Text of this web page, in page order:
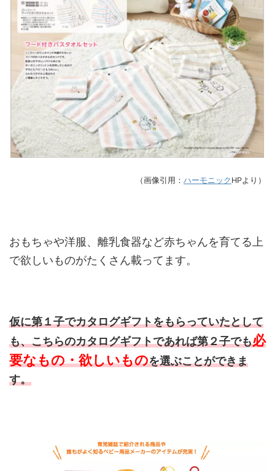
（画像引用： ハーモニック HPより）
おもちゃや洋服、離乳食器など赤ちゃんを育てる上
で欲しいものがたくさん載ってます。
仮に第１子でカタログギフトをもらっていたとして
も、こちらのカタログギフトであれば第２子でも必
要なもの・欲しいものを選ぶことができま
す。